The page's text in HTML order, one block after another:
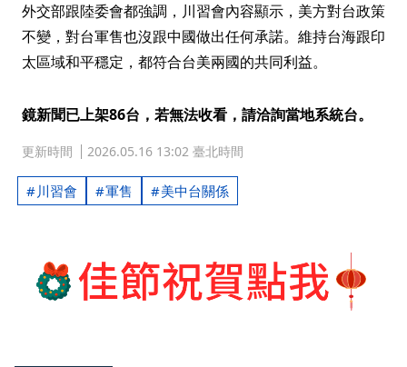
外交部跟陸委會都強調，川習會內容顯示，美方對台政策
不變，對台軍售也沒跟中國做出任何承諾。維持台海跟印
太區域和平穩定，都符合台美兩國的共同利益。
鏡新聞已上架86台，若無法收看，請洽詢當地系統台。
更新時間 2026.05.16 13:02 臺北時間
川習會 軍售 美中台關係